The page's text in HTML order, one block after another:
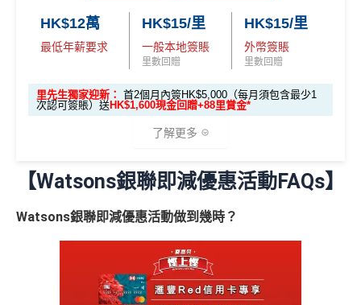
全年簽賬高達2.4%「獎賞錢」回贈
講到明首兩年年費豁免
滙豐新舊客戶都可以食迎新
開卡門檻唔算高，年薪要求HK$12萬（即月薪HK$10,0
00）就申請到
網上繳費都有回贈（每月首HK$10,000先有）
得首兩年年費豁免
Payme、八達通
）唔計迎新合資格簽賬
唔洗煩，所有本地簽賬統一2%啱晒唔儲里數又唔追優
海外簽賬都有回贈2%
門檻低，學生卡都做到2%回贈！
加碼至2%有每半年上限HK$8萬，夠數可停，轉玩返
渣打Simply Cash
收1% CBF手續費
電子錢包直接增值無得玩
E-banking同自動轉賬都無回贈
無得儲里數
「現金套現」 分
期計劃優惠 （≥H
K$20,000，12個
期）
$200 「獎賞
錢」
不適用
$1,000「獎賞
0,000里)
2,000里)
*持卡人需於發卡後60日內完成累積簽賬滿
2個月內曾取消任何滙豐個人信用卡基本卡。 迎新條款：
銀聯雙幣卡迎新
里先生加碼： 申請完填FormMrMiles.hk/hsbc-unionpa
y-pulse-form
賺1個里程段+里賞金
❗️（由里先生派出🎯3
8新會員額外里賞金#）
#每1里賞金 ≈ HK$1，可兌換FPS轉數快回贈！詳情MrMil
es.hk/mmcredit
幣鑽石卡迎新優
全新信用卡客
戶
現有信用卡客
戶
$800「獎賞
錢」
HK$12萬
最低年薪要求
HK$15/里
一般本地簽賬
里數回贈
HK$15/里
外幣簽賬
里數回贈
里先生獨家迎新： 首2個月內簽HK$5,000（每月須包含最少1
次認可簽賬）送HK$1,600現金回贈+88里賞金*
了解更多
🎁迎新禮遇
MrMiles.hk/citi-apply
申請完填Form賺多88里賞金*:
【Watsons銀聯即減優惠活動FAQs】
Watsons銀聯即減優惠活動做到幾時？